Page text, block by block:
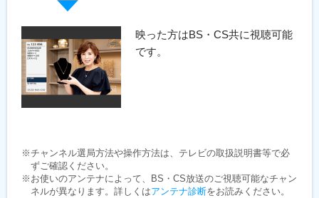
映った方はBS・CS共に視聴可能
です。
※チャンネル選局方法や操作方法は、テレビの取扱説明書等で必
ずご確認ください。
※お使いのアンテナによって、BS・CS放送のご視聴可能なチャン
ネルが異なります。詳しくはアンテナ診断をお読みください。